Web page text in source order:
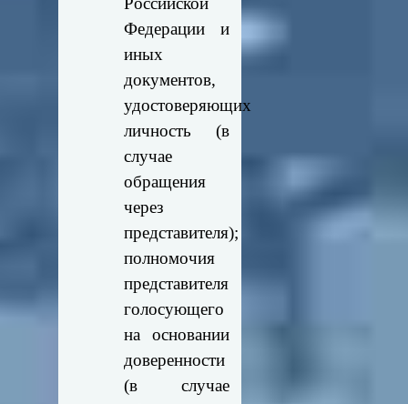
Федерации и
иных
документов,
удостоверяющих
личность (в
случае
обращения
через
представителя);
полномочия
представителя
голосующего
на основании
доверенности
(в случае